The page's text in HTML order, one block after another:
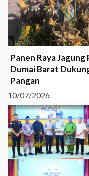
Panen Raya
Dumai Barat
Pangan
10/07/2026